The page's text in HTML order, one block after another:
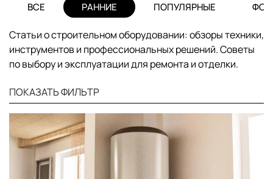
ВСЕ РАННИЕ ПОПУЛЯРНЫЕ
Статьи о строительном оборудовании: обзоры техники,
инструментов и профессиональных решений. Советы
по выбору и эксплуатации для ремонта и отделки.
ПОКАЗАТЬ ФИЛЬТР